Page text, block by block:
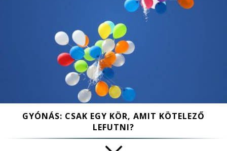
GYÓNÁS: CSAK EGY KÖR, AMIT KÖTELEZŐ
LEFUTNI?